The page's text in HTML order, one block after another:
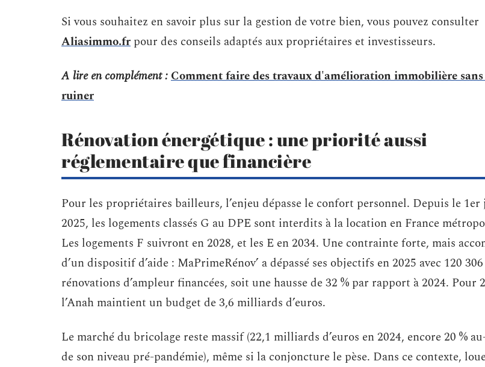
Si vous souhaitez en savoir plus sur la gestion de votre bien, vous pouvez consulter
Aliasimmo.fr pour des conseils adaptés aux propriétaires et investisseurs.
A lire en complément :Comment faire des travaux d'amélioration immobilière sans
ruiner
Rénovation énergétique : une priorité aussi
réglementaire que financière
Pour les propriétaires bailleurs, l’enjeu dépasse le confort personnel. Depuis le 1er
2025, les logements classés G au DPE sont interdits à la location en France
Les logements F suivront en 2028, et les E en 2034. Une contrainte forte, mais
d’un dispositif d’aide : MaPrimeRénov’ a dépassé ses objectifs en 2025 avec 120 306
rénovations d’ampleur financées, soit une hausse de 32 % par rapport à 2024. Pour
l’Anah maintient un budget de 3,6 milliards d’euros.
Le marché du bricolage reste massif (22,1 milliards d’euros en 2024, encore 20 %
de son niveau pré-pandémie), même si la conjoncture le pèse. Dans ce contexte,